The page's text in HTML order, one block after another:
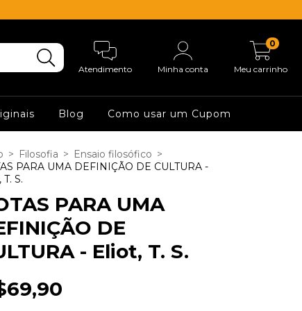
Atendimento Minha conta Meu carrinho
0
Blog Como usar um Cupom
> Filosofia > Ensaio filosófico >
PARA UMA DEFINIÇÃO DE CULTURA -
S.
PARA UMA
DE
- Eliot, T. S.